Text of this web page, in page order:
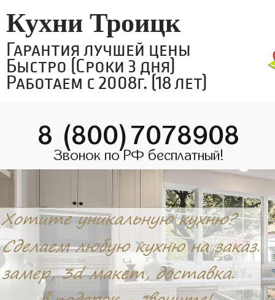
Кухни Троицк
Гарантия лучшей цены
Быстро (Сроки 3 дня)
Работаем с 2008г. (18 лет)
8 (800)7078908
Звонок по РФ бесплатный!